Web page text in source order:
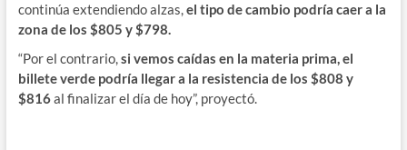
continúa extendiendo alzas,el tipo de cambio podría caer a la
zona de los $805 y $798.
“Por el contrario,si vemos caídas en la materia prima, el
billete verde podría llegar a la resistencia de los $808 y
$816al finalizar el día de hoy”, proyectó.